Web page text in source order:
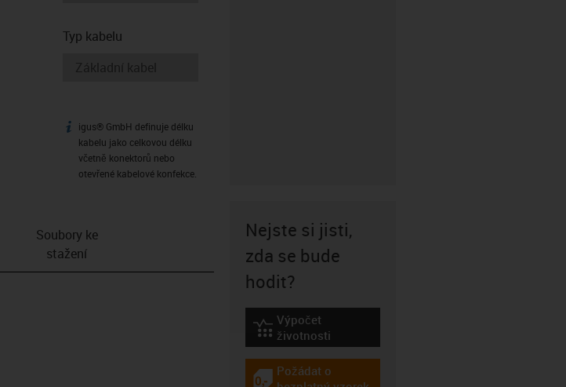
Typ kabelu
igus-icon-info
igus® GmbH definuje délku
kabelu jako celkovou délku
včetně konektorů nebo
otevřené kabelové konfekce.
Soubory ke
stažení
Nejste si jisti,
zda se bude
hodit?
igus-icon-lebensdauerrechner
Výpočet
životnosti
Požádat o